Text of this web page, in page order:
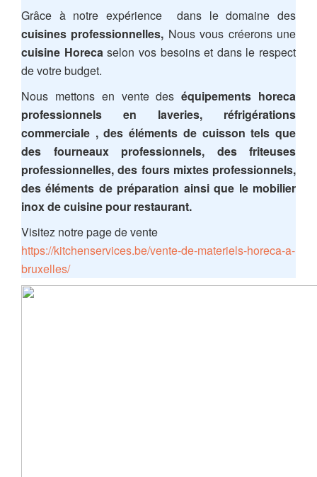
Grâce à notre expérience dans le domaine des
cuisines professionnelles, Nous vous créerons une
cuisine Horecaselon vos besoins et dans le respect
de votre budget.
Nous mettons en vente deséquipements horeca
professionnels en laveries, réfrigérations
commerciale , des éléments de cuisson tels que
des fourneaux professionnels, des friteuses
professionnelles, des fours mixtes professionnels,
des éléments de préparation ainsi que le mobilier
inox de cuisine pour restaurant.
Visitez notre page de vente
https://kitchenservices.be/vente-de-materiels-horeca-a-
bruxelles/